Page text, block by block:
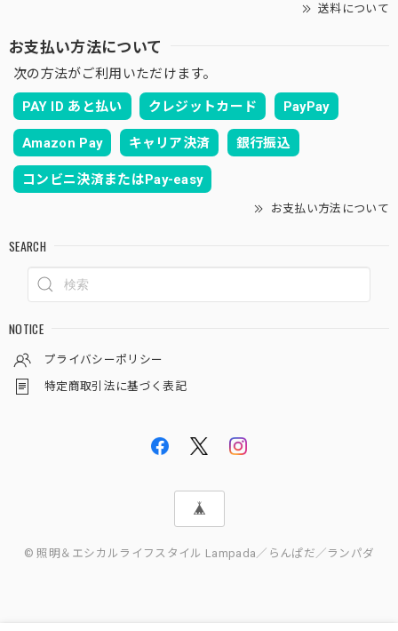
送料について
お支払い方法について
次の方法がご利用いただけます。
PAY ID あと払い クレジットカード PayPay
Amazon Pay キャリア決済 銀行振込
コンビニ決済またはPay-easy
お支払い方法について
SEARCH
NOTICE
プライバシーポリシー
特定商取引法に基づく表記
© 照明＆エシカルライフスタイル Lampada／らんぱだ／ランパダ